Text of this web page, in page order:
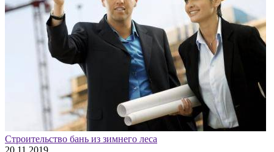
Строительство бань из зимнего леса